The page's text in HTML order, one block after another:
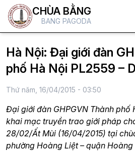
CHÙA BẰNG
BANG PAGODA
Hà Nội: Đại giới đàn
phố Hà Nội PL2559 –
Thứ năm, 16/04/2015 - 03:50
Đại giới đàn GHPGVN Thành phố
khai mạc truyền trao giới pháp
28/02/Ất Mùi (16/04/2015) tại
phường Hoàng Liệt – quận